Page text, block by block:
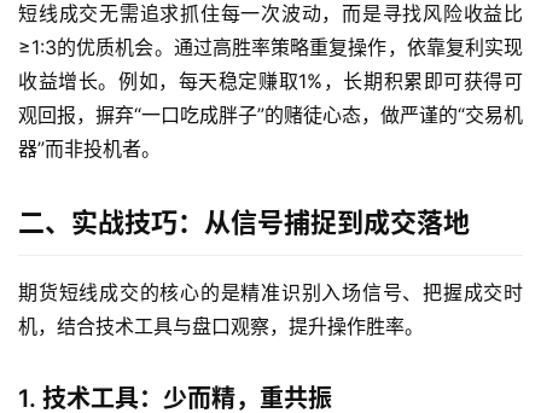
短线成交无需追求抓住每一次波动，而是寻找风险收益比
≥1:3的优质机会。通过高胜率策略重复操作，依靠复利实现
收益增长。例如，每天稳定赚取1%，长期积累即可获得可
观回报，摒弃“一口吃成胖子”的赌徒心态，做严谨的“交易机
器”而非投机者。
二、实战技巧：从信号捕捉到成交落地
期货短线成交的核心的是精准识别入场信号、把握成交时
机，结合技术工具与盘口观察，提升操作胜率。
1. 技术工具：少而精，重共振